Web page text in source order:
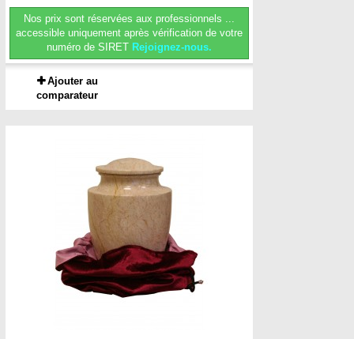
Nos prix sont réservées aux professionnels ...
accessible uniquement après vérification de votre
numéro de SIRET Rejoignez-nous.
Ajouter au
comparateur